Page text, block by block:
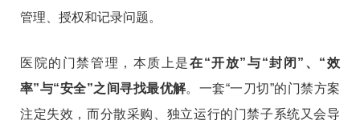
管理、授权和记录问题。
医院的门禁管理，本质上是在“开放”与“封闭”、“效
率”与“安全”之间寻找最优解。一套“一刀切”的门禁方案
注定失效，而分散采购、独立运行的门禁子系统又会导